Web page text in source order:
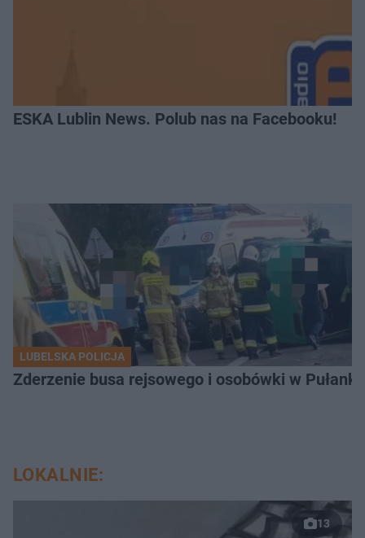
ESKA Lublin News. Polub nas na Facebooku!
LUBELSKA POLICJA
Zderzenie busa rejsowego i osobówki w
LOKALNIE:
13